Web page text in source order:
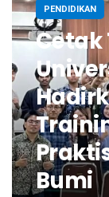
PENDIDIKAN
Cetak
Bumi